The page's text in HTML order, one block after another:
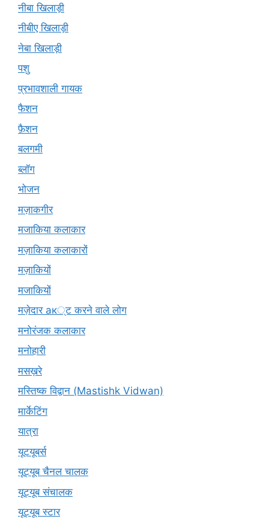
नीबा खिलाड़ी
नीबीए खिलाड़ी
नेबा खिलाड़ी
पशु
प्रभावशाली गायक
फैशन
फ़ैशन
बलगमी
ब्लॉग
भोजन
मज़ाकगीर
मजाकिया कलाकार
मज़ाकिया कलाकारों
मज़ाकियों
मजाकियों
मज़ेदार ак्ट करने वाले लोग
मनोरंजक कलाकार
मनोहारी
मसख़रे
मस्तिष्क विद्वान (Mastishk Vidwan)
मार्केटिंग
यात्रा
यूटयूबर्स
यूट्यूब चैनल चालक
यूट्यूब संचालक
यूट्यूब स्टार